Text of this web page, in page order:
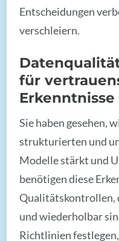
Entscheidungen
verschleiern.
für
Erkenntnisse
Sie haben gesehen,
strukturierten und
Modelle stärkt und
benötigen diese
Qualitätskontrollen,
und wiederholbar
Richtlinien